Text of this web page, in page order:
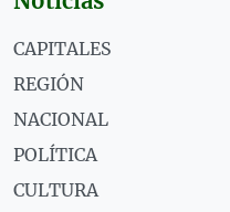
CAPITALES
REGIÓN
NACIONAL
POLÍTICA
CULTURA